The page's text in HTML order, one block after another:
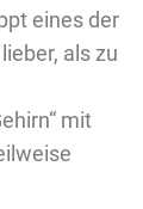
eines der
als zu
mit